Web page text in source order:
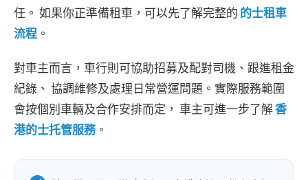
任。 如果你正準備租車，可以先了解完整的 的士租車
流程 。
對車主而言，車行則可協助招募及配對司機、跟進租金
紀錄、 協調維修及處理日常營運問題。實際服務範圍
會按個別車輛及合作安排而定， 車主可進一步了解香
港的士托管服務。